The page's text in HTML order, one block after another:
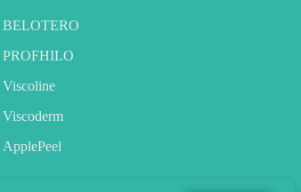
BELOTERO
PROFHILO
Viscoline
Viscoderm
ApplePeel